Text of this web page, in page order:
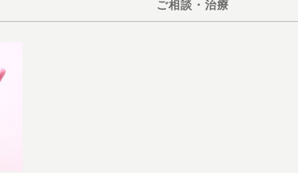
ご相談・治療